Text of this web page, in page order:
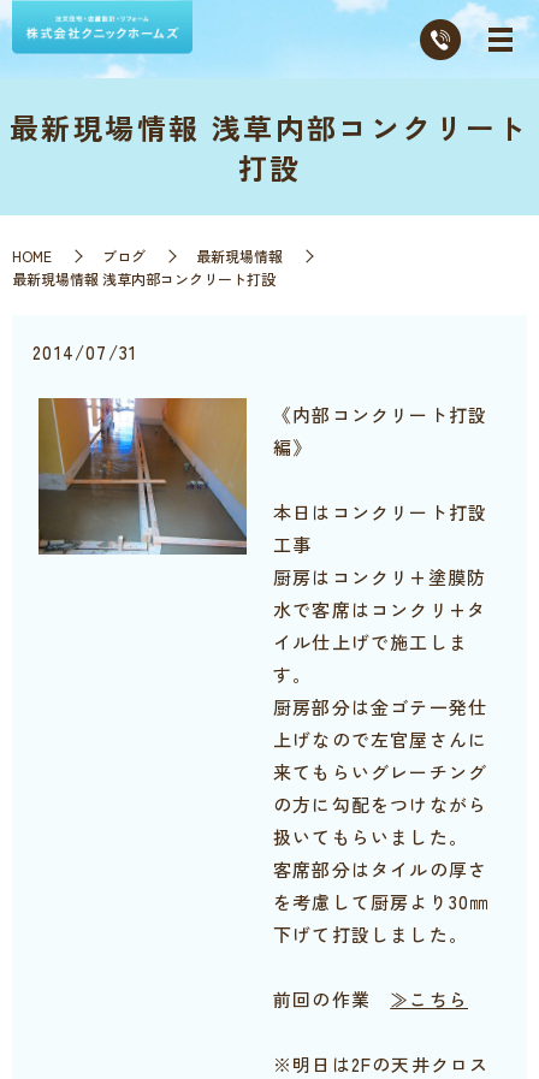
最新現場情報 浅草内部コンクリート
打設
HOME ブログ
最新現場情報
最新現場情報 浅草内部コンクリート打設
2014/07/31
《内部コンクリート打設
編》
本日はコンクリート打設
工事
厨房はコンクリ+塗膜防
水で客席はコンクリ+タ
イル仕上げで施工しま
す。
厨房部分は金ゴテ一発仕
上げなので左官屋さんに
来てもらいグレーチング
の方に勾配をつけながら
扱いてもらいました。
客席部分はタイルの厚さ
を考慮して厨房より30㎜
下げて打設しました。
前回の作業 ≫こちら
※明日は2Fの天井クロス